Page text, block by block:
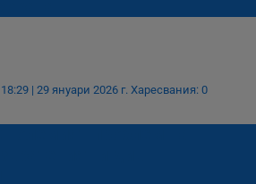
18:29 | 29 януари 2026 г. Харесвания: 0